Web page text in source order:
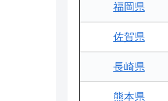
福岡県
佐賀県
長崎県
熊本県